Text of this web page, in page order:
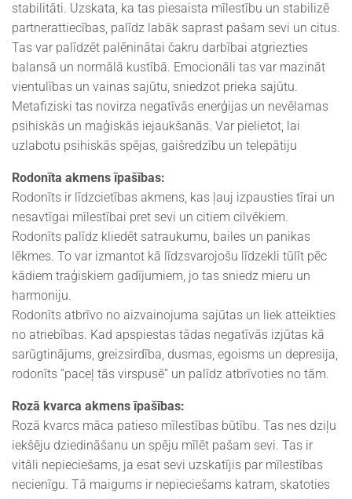
stabilitāti. Uzskata, ka tas piesaista mīlestību un stabilizē
partnerattiecības, palīdz labāk saprast pašam sevi un citus.
Tas var palīdzēt palēninātai čakru darbībai atgriezties
balansā un normālā kustībā. Emocionāli tas var mazināt
vientulības un vainas sajūtu, sniedzot prieka sajūtu.
Metafiziski tas novirza negatīvās enerģijas un nevēlamas
psihiskās un maģiskās iejaukšanās. Var pielietot, lai
uzlabotu psihiskās spējas, gaišredzību un telepātiju
Rodonīta akmens īpašības:
Rodonīts ir līdzcietības akmens, kas ļauj izpausties tīrai un
nesavtīgai mīlestībai pret sevi un citiem cilvēkiem.
Rodonīts palīdz kliedēt satraukumu, bailes un panikas
lēkmes. To var izmantot kā līdzsvarojošu līdzekli tūlīt pēc
kādiem traģiskiem gadījumiem, jo tas sniedz mieru un
harmoniju.
Rodonīts atbrīvo no aizvainojuma sajūtas un liek atteikties
no atriebības. Kad apspiestas tādas negatīvās izjūtas kā
sarūgtinājums, greizsirdība, dusmas, egoisms un depresija,
rodonīts “paceļ tās virspusē” un palīdz atbrīvoties no tām.
Rozā kvarca akmens īpašības:
Rozā kvarcs māca patieso mīlestības būtību. Tas nes dziļu
iekšēju dziedināšanu un spēju mīlēt pašam sevi. Tas ir
vitāli nepieciešams, ja esat sevi uzskatījis par mīlestības
necienīgu. Tā maigums ir nepieciešams katram, skatoties